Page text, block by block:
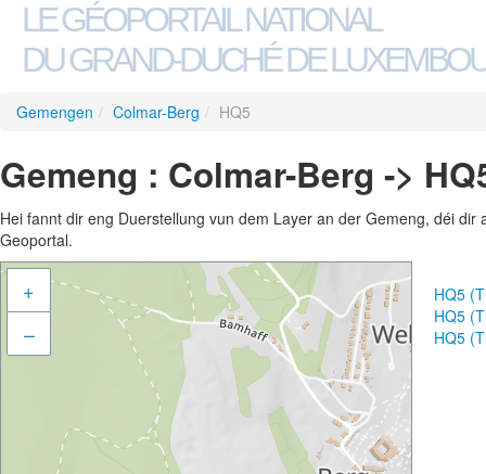
LE GÉOPORTAIL NATIONAL
DU GRAND-DUCHÉ DE
Gemengen / Colmar-Berg / HQ5
Gemeng : Colmar-Berg ->
Hei fannt dir eng Duerstellung vun dem Layer an der Gemeng, déi
Geoportal.
+
–
HQ5
HQ5
HQ5